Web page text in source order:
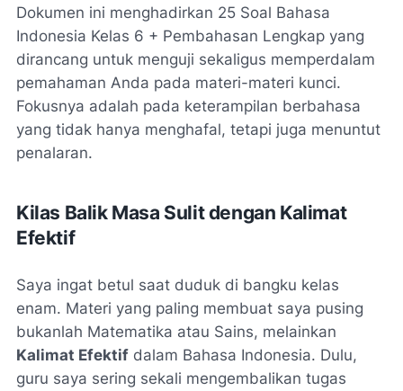
Dokumen ini menghadirkan 25 Soal Bahasa
Indonesia Kelas 6 + Pembahasan Lengkap yang
dirancang untuk menguji sekaligus memperdalam
pemahaman Anda pada materi-materi kunci.
Fokusnya adalah pada keterampilan berbahasa
yang tidak hanya menghafal, tetapi juga menuntut
penalaran.
Kilas Balik Masa Sulit dengan Kalimat
Efektif
Saya ingat betul saat duduk di bangku kelas
enam. Materi yang paling membuat saya pusing
bukanlah Matematika atau Sains, melainkan
Kalimat Efektif dalam Bahasa Indonesia. Dulu,
guru saya sering sekali mengembalikan tugas